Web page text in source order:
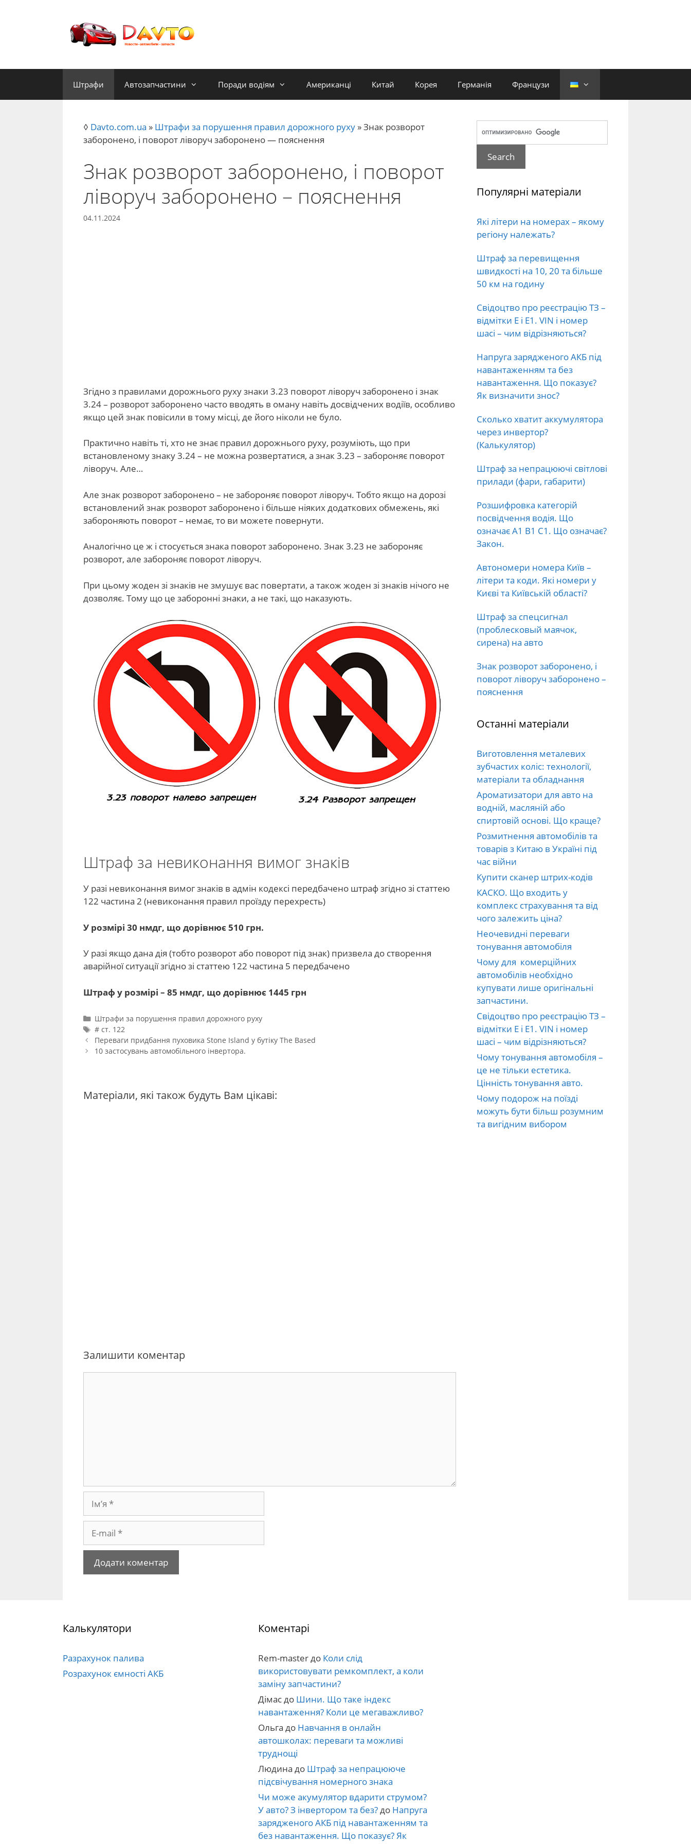
Штрафи Автозапчастини Поради водіям Американці Китай Корея Германія Французи
◊ Davto.com.ua » Штрафи за порушення правил дорожного руху »Знак розворот
заборонено, і поворот ліворуч заборонено — пояснення
Знак розворот заборонено, і поворот
ліворуч заборонено – пояснення
04.11.2024
Згідно з правилами дорожнього руху знаки 3.23 поворот ліворуч заборонено і знак
3.24 – розворот заборонено часто вводять в оману навіть досвідчених водіїв, особливо
якщо цей знак повісили в тому місці, де його ніколи не було.
Практично навіть ті, хто не знає правил дорожнього руху, розуміють, що при
встановленому знаку 3.24 – не можна розвертатися, а знак 3.23 – забороняє поворот
ліворуч. Але…
Але знак розворот заборонено – не забороняє поворот ліворуч. Тобто якщо на дорозі
встановлений знак розворот заборонено і більше ніяких додаткових обмежень, які
забороняють поворот – немає, то ви можете повернути.
Аналогічно це ж і стосується знака поворот заборонено. Знак 3.23 не забороняє
розворот, але забороняє поворот ліворуч.
При цьому жоден зі знаків не змушує вас повертати, а також жоден зі знаків нічого не
дозволяє. Тому що це заборонні знаки, а не такі, що наказують.
Штраф за невиконання вимог знаків
У разі невиконання вимог знаків в адмін кодексі передбачено штраф згідно зі статтею
122 частина 2 (невиконання правил проїзду перехресть)
У розмірі 30 нмдг, що дорівнює 510 грн.
У разі якщо дана дія (тобто розворот або поворот під знак) призвела до створення
аварійної ситуації згідно зі статтею 122 частина 5 передбачено
Штраф у розмірі – 85 нмдг, що дорівнює 1445 грн
Категорії
Штрафи за порушення правил дорожного руху
Позначки
# ст. 122
Навігація
по
Переваги придбання пуховика Stone Island у бутіку The Based
10 застосувань автомобільного інвертора.
Матеріали, які також будуть Вам цікаві:
Залишити коментар
mail
Популярні матеріали
Які літери на номерах – якому
регіону належать?
Штраф за перевищення
швидкості на 10, 20 та більше
50 км на годину
Свідоцтво про реєстрацію ТЗ –
відмітки E і E1. VIN і номер
шасі – чим відрізняються?
Напруга зарядженого АКБ під
навантаженням та без
навантаження. Що показує?
Як визначити знос?
Сколько хватит аккумулятора
через инвертор?
(Калькулятор)
Штраф за непрацюючі світлові
прилади (фари, габарити)
Розшифровка категорій
посвідчення водія. Що
означає А1 В1 С1. Що означає?
Закон.
Автономери номера Київ –
літери та коди. Які номери у
Києві та Київській області?
Штраф за спецсигнал
(проблесковый маячок,
сирена) на авто
Знак розворот заборонено, і
поворот ліворуч заборонено –
пояснення
Останні матеріали
Виготовлення металевих
зубчастих коліс: технології,
матеріали та обладнання
Ароматизатори для авто на
водній, масляній або
спиртовій основі. Що краще?
Розмитнення автомобілів та
товарів з Китаю в Україні під
час війни
Купити сканер штрих-кодів
КАСКО. Що входить у
комплекс страхування та від
чого залежить ціна?
Неочевидні переваги
тонування автомобіля
Чому для комерційних
автомобілів необхідно
купувати лише оригінальні
запчастини.
Свідоцтво про реєстрацію ТЗ –
відмітки E і E1. VIN і номер
шасі – чим відрізняються?
Чому тонування автомобіля –
це не тільки естетика.
Цінність тонування авто.
Чому подорож на поїзді
можуть бути більш розумним
та вигідним вибором
Калькулятори
Разрахунок палива
Розрахунок ємності АКБ
Коментарі
Rem-masterдо Коли слід
використовувати ремкомплект, а коли
заміну запчастини?
Дімасдо Шини. Що таке індекс
навантаження? Коли це мегаважливо?
Ольга до Навчання в онлайн
автошколах: переваги та можливі
труднощі
Людина до Штраф за непрацююче
підсвічування номерного знака
Чи може акумулятор вдарити струмом?
У авто? З інвертором та без?до Напруга
зарядженого АКБ під навантаженням та
без навантаження. Що показує? Як